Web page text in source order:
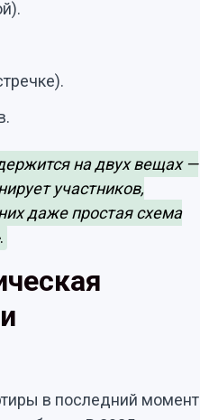
на двух вещах —
участников,
даже простая схема
.
в последний момент